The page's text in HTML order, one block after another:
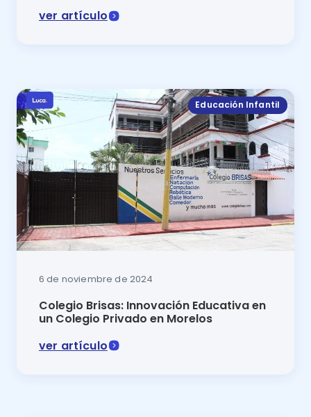
ver artículo
Educación Infantil
6 de noviembre de 2024
Colegio Brisas: Innovación Educativa en
un Colegio Privado en Morelos
ver artículo